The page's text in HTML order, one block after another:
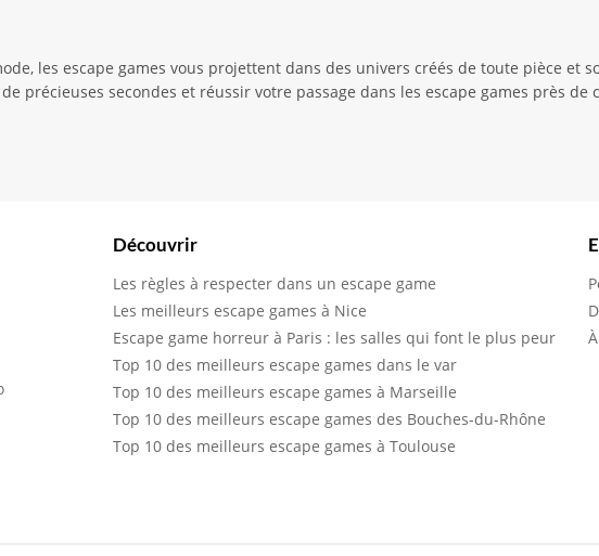
les escape games vous projettent dans des univers créés de toute pièce et
précieuses secondes et réussir votre passage dans les escape games près de
Découvrir
Les règles à respecter dans un escape game
Les meilleurs escape games à Nice
Escape game horreur à Paris : les salles qui font le plus peur
Top 10 des meilleurs escape games dans le var
Top 10 des meilleurs escape games à Marseille
Top 10 des meilleurs escape games des Bouches-du-Rhône
Top 10 des meilleurs escape games à Toulouse